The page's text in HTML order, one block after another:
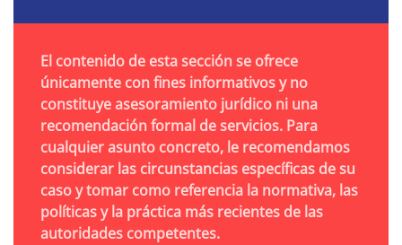
El contenido de esta sección se ofrece
únicamente con fines informativos y no
constituye asesoramiento jurídico ni una
recomendación formal de servicios. Para
cualquier asunto concreto, le recomendamos
considerar las circunstancias específicas de su
caso y tomar como referencia la normativa, las
políticas y la práctica más recientes de las
autoridades competentes.